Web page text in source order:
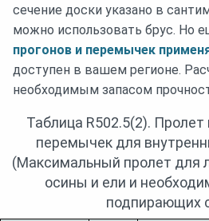
сечение доски указано в
можно использовать брус. Но
прогонов и перемычек
доступен в вашем регионе.
необходимым запасом
Таблица R502.5(2). Пролет
перемычек для
(Максимальный пролет для
осины и ели и
подпирающих